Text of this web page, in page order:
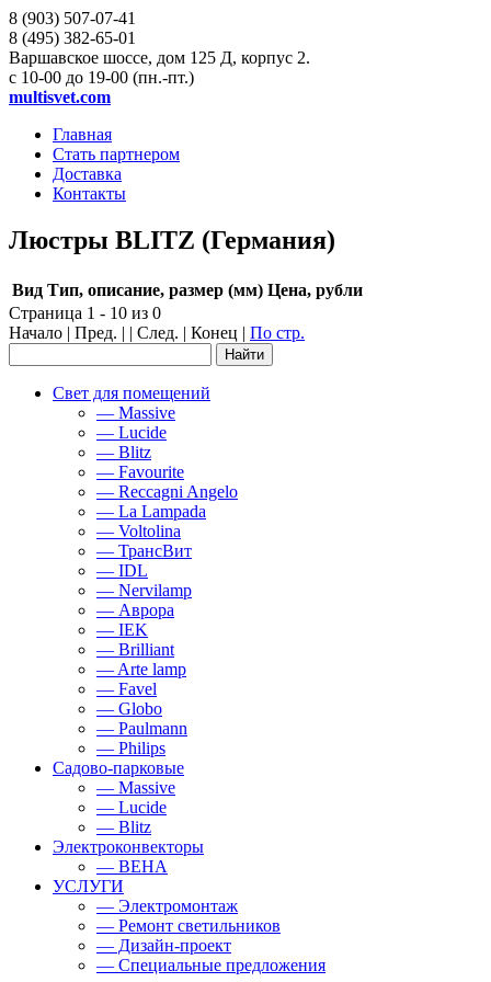
8 (903) 507-07-41
8 (495) 382-65-01
Варшавское шоссе, дом 125 Д, корпус 2.
с 10-00 до 19-00 (пн.-пт.)
multisvet.com
Главная
Стать партнером
Доставка
Контакты
Люстры BLITZ (Германия)
Вид Тип, описание, размер (мм) Цена, рубли
Страница 1 - 10 из 0
Начало | Пред. | | След. | Конец | По стр.
Свет для помещений
— Massive
— Lucide
— Blitz
— Favourite
— Reccagni Angelo
— La Lampada
— Voltolina
— ТрансВит
— IDL
— Nervilamp
— Аврора
— IEK
— Brilliant
— Arte lamp
— Favel
— Globo
— Paulmann
— Philips
Садово-парковые
— Massive
— Lucide
— Blitz
Электроконвекторы
— BEHA
УСЛУГИ
— Электромонтаж
— Ремонт светильников
— Дизайн-проект
— Специальные предложения